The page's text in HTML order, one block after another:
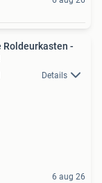
Roldeurkasten -
Details
6 aug 26